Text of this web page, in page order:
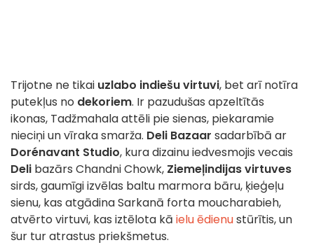
Trijotne ne tikai uzlabo indiešu virtuvi, bet arī notīra
putekļus no dekoriem. Ir pazudušas apzeltītās
ikonas, Tadžmahala attēli pie sienas, piekaramie
nieciņi un vīraka smarža. Deli Bazaar sadarbībā ar
Dorénavant Studio, kura dizainu iedvesmojis vecais
Deli bazārs Chandni Chowk, Ziemeļindijas virtuves
sirds, gaumīgi izvēlas baltu marmora bāru, ķieģeļu
sienu, kas atgādina Sarkanā forta moucharabieh,
atvērto virtuvi, kas iztēlota kā ielu ēdienustūrītis, un
šur tur atrastus priekšmetus.